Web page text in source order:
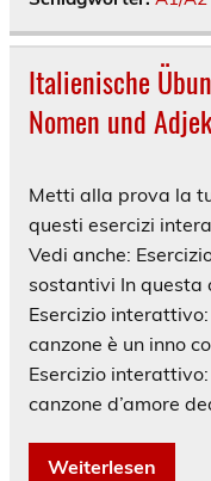
Italienische
Nomen und
Metti alla prova la
questi esercizi
Vedi anche:
sostantivi In questa
Esercizio
canzone è un inno
Esercizio
canzone d’amore
Weiterlesen